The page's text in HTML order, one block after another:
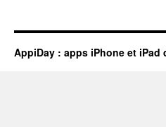
AppiDay : apps iPhone et iPad